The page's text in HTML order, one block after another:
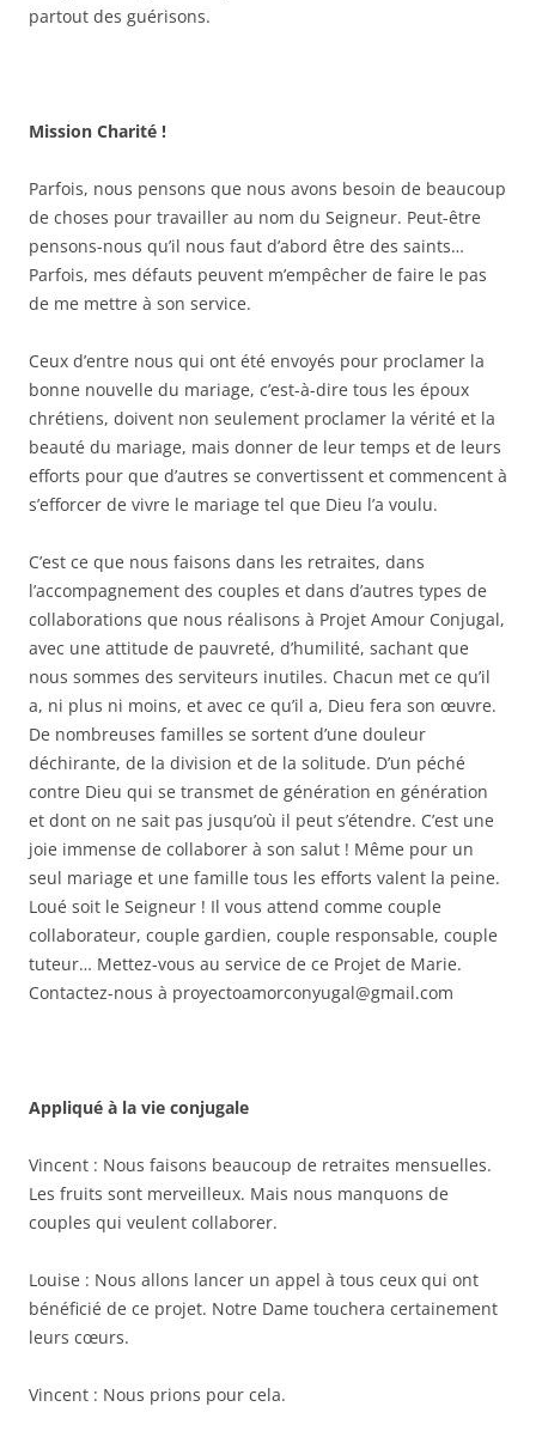
partout des guérisons.
Mission Charité !
Parfois, nous pensons que nous avons besoin de beaucoup
de choses pour travailler au nom du Seigneur. Peut-être
pensons-nous qu’il nous faut d’abord être des saints…
Parfois, mes défauts peuvent m’empêcher de faire le pas
de me mettre à son service.
Ceux d’entre nous qui ont été envoyés pour proclamer la
bonne nouvelle du mariage, c’est-à-dire tous les époux
chrétiens, doivent non seulement proclamer la vérité et la
beauté du mariage, mais donner de leur temps et de leurs
efforts pour que d’autres se convertissent et commencent à
s’efforcer de vivre le mariage tel que Dieu l’a voulu.
C’est ce que nous faisons dans les retraites, dans
l’accompagnement des couples et dans d’autres types de
collaborations que nous réalisons à Projet Amour Conjugal,
avec une attitude de pauvreté, d’humilité, sachant que
nous sommes des serviteurs inutiles. Chacun met ce qu’il
a, ni plus ni moins, et avec ce qu’il a, Dieu fera son œuvre.
De nombreuses familles se sortent d’une douleur
déchirante, de la division et de la solitude. D’un péché
contre Dieu qui se transmet de génération en génération
et dont on ne sait pas jusqu’où il peut s’étendre. C’est une
joie immense de collaborer à son salut ! Même pour un
seul mariage et une famille tous les efforts valent la peine.
Loué soit le Seigneur ! Il vous attend comme couple
collaborateur, couple gardien, couple responsable, couple
tuteur… Mettez-vous au service de ce Projet de Marie.
Contactez-nous à proyectoamorconyugal@gmail.com
Appliqué à la vie conjugale
Vincent : Nous faisons beaucoup de retraites mensuelles.
Les fruits sont merveilleux. Mais nous manquons de
couples qui veulent collaborer.
Louise : Nous allons lancer un appel à tous ceux qui ont
bénéficié de ce projet. Notre Dame touchera certainement
leurs cœurs.
Vincent : Nous prions pour cela.